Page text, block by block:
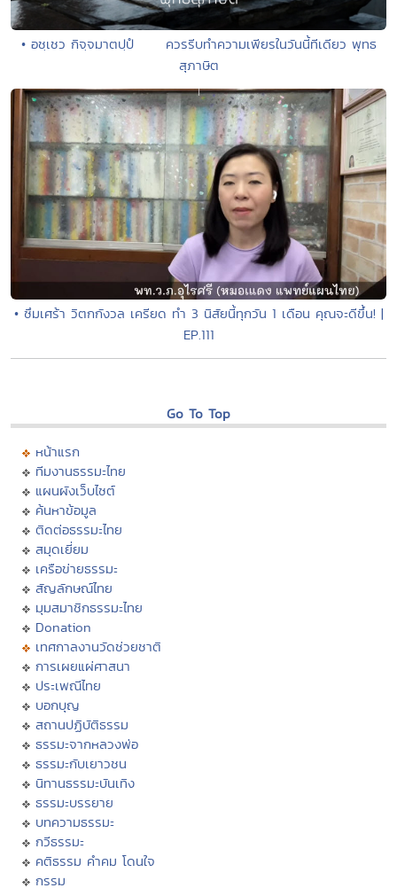
• อชฺเชว กิจฺจมาตปฺปํ ควรรีบทำความเพียรในวันนี้ทีเดียว พุทธ
สุภาษิต
• ซึมเศร้า วิตกกังวล เครียด ทำ 3 นิสัยนี้ทุกวัน 1 เดือน คุณจะดีขึ้น! |
EP.111
Go To Top
หน้าแรก
ทีมงานธรรมะไทย
แผนผังเว็บไซต์
ค้นหาข้อมูล
ติดต่อธรรมะไทย
สมุดเยี่ยม
เครือข่ายธรรมะ
สัญลักษณ์ไทย
มุมสมาชิกธรรมะไทย
Donation
เทศกาลงานวัดช่วยชาติ
การเผยแผ่ศาสนา
ประเพณีไทย
บอกบุญ
สถานปฏิบัติธรรม
ธรรมะจากหลวงพ่อ
ธรรมะกับเยาวชน
นิทานธรรมะบันเทิง
ธรรมะบรรยาย
บทความธรรมะ
กวีธรรมะ
คติธรรม คำคม โดนใจ
กรรม